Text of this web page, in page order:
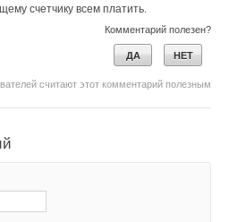
счетчику всем платить.
Комментарий полезен?
ДА НЕТ
считают этот комментарий полезным